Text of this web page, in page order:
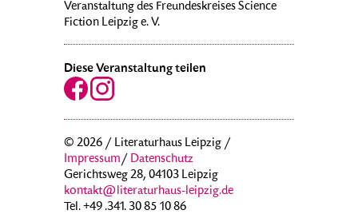
Veranstaltung des Freundeskreises Science
Fiction Leipzig e. V.
Diese Veranstaltung teilen
© 2026 / Literaturhaus Leipzig /
Impressum/ Datenschutz
Gerichtsweg 28, 04103 Leipzig
kontakt@literaturhaus-leipzig.de
Tel. +49 .341. 30 85 10 86